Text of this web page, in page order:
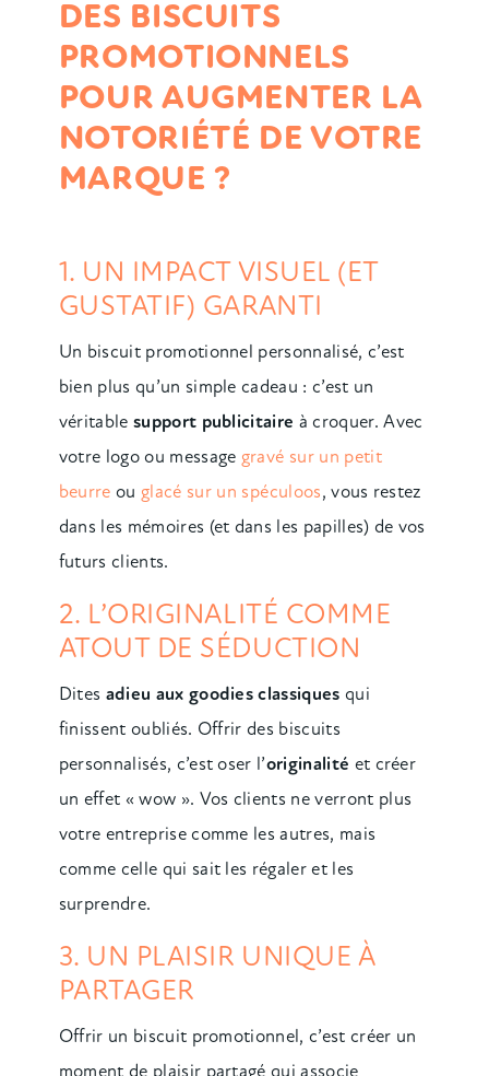
DES BISCUITS
PROMOTIONNELS
POUR AUGMENTER LA
NOTORIÉTÉ DE VOTRE
MARQUE ?
1. UN IMPACT VISUEL (ET
GUSTATIF) GARANTI
Un biscuit promotionnel personnalisé, c’est
bien plus qu’un simple cadeau : c’est un
véritable support publicitaire à croquer. Avec
votre logo ou message gravé sur un petit
beurre ou glacé sur un spéculoos, vous restez
dans les mémoires (et dans les papilles) de vos
futurs clients.
2. L’ORIGINALITÉ COMME
ATOUT DE SÉDUCTION
Dites adieu aux goodies classiques qui
finissent oubliés. Offrir des biscuits
personnalisés, c’est oser l’originalité et créer
un effet « wow ». Vos clients ne verront plus
votre entreprise comme les autres, mais
comme celle qui sait les régaler et les
surprendre.
3. UN PLAISIR UNIQUE À
PARTAGER
Offrir un biscuit promotionnel, c’est créer un
moment de plaisir partagé qui associe